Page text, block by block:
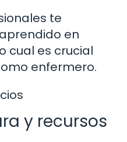
te
en
cual es crucial
enfermero.
y recursos